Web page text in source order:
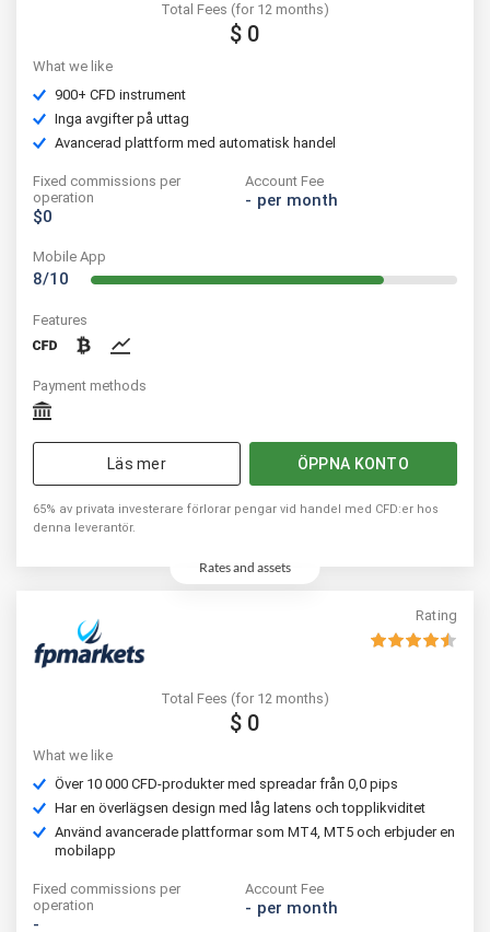
Total Fees (for 12 months)
$ 0
What we like
900+ CFD instrument
Inga avgifter på uttag
Avancerad plattform med automatisk handel
Fixed commissions per
operation
$0
Account Fee
- per month
Mobile App
8/10
Features
Payment methods
Läs mer ÖPPNA KONTO
65% av privata investerare förlorar pengar vid handel med CFD:er hos
denna leverantör.
Rates and assets
Rating
Total Fees (for 12 months)
$ 0
What we like
Över 10 000 CFD-produkter med spreadar från 0,0 pips
Har en överlägsen design med låg latens och topplikviditet
Använd avancerade plattformar som MT4, MT5 och erbjuder en
mobilapp
Fixed commissions per
operation
-
Account Fee
- per month